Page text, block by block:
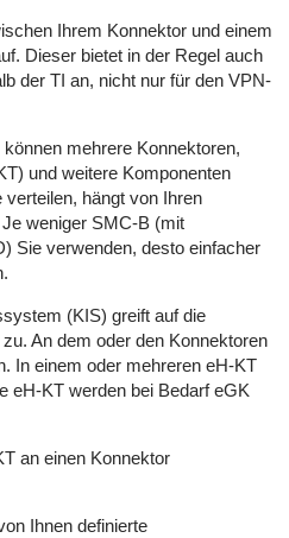
Ihrem Konnektor und einem
Dieser bietet in der Regel auch
der TI an, nicht nur für den VPN-
mehrere Konnektoren,
und weitere Komponenten
hängt von Ihren
weniger SMC-B (mit
Sie verwenden, desto einfacher
(KIS) greift auf die
An dem oder den Konnektoren
In einem oder mehreren eH-KT
eH-KT werden bei Bedarf eGK
an einen Konnektor
Ihnen definierte